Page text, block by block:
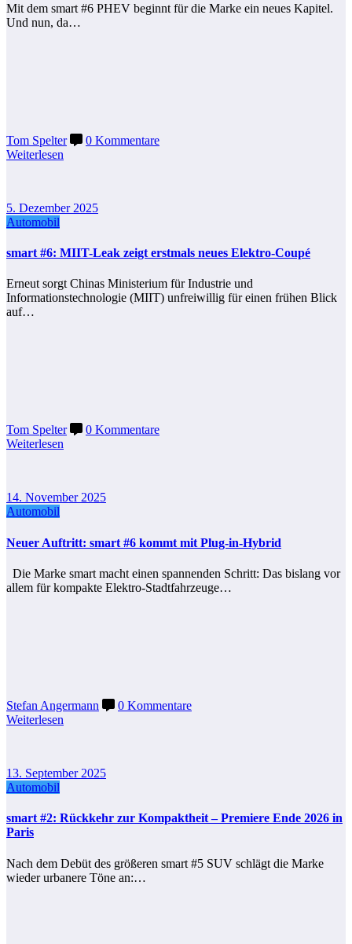
Mit dem smart #6 PHEV beginnt für die Marke ein neues Kapitel.
Und nun, da…
Tom Spelter
0 Kommentare
Weiterlesen
5. Dezember 2025
Automobil
smart #6: MIIT-Leak zeigt erstmals neues Elektro-Coupé
Erneut sorgt Chinas Ministerium für Industrie und
Informationstechnologie (MIIT) unfreiwillig für einen frühen Blick
auf…
Tom Spelter
0 Kommentare
Weiterlesen
14. November 2025
Automobil
Neuer Auftritt: smart #6 kommt mit Plug-in-Hybrid
Die Marke smart macht einen spannenden Schritt: Das bislang vor
allem für kompakte Elektro-Stadtfahrzeuge…
Stefan Angermann
0 Kommentare
Weiterlesen
13. September 2025
Automobil
smart #2: Rückkehr zur Kompaktheit – Premiere Ende 2026 in
Paris
Nach dem Debüt des größeren smart #5 SUV schlägt die Marke
wieder urbanere Töne an:…